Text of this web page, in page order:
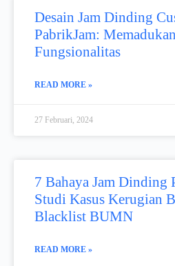
Desain Jam Dinding
PabrikJam:
Fungsionalitas
READ MORE »
27 Februari, 2024
7 Bahaya Jam Dinding
Studi Kasus Kerugian
Blacklist BUMN
READ MORE »